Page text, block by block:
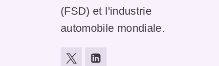
(FSD) et l'industrie
automobile mondiale.